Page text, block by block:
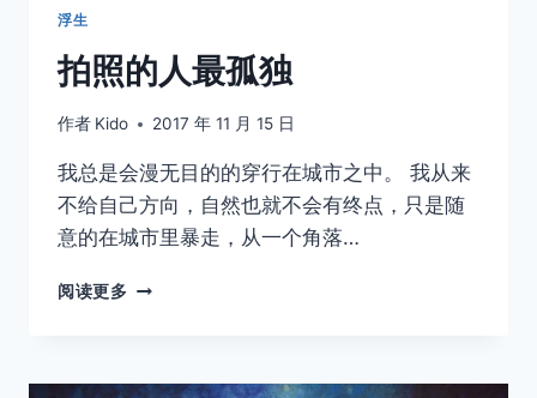
浮生
拍照的人最孤独
作者 Kido 2017 年 11 月 15 日
我总是会漫无目的的穿行在城市之中。 我从来
不给自己方向，自然也就不会有终点，只是随
意的在城市里暴走，从一个角落…
阅读更多
最